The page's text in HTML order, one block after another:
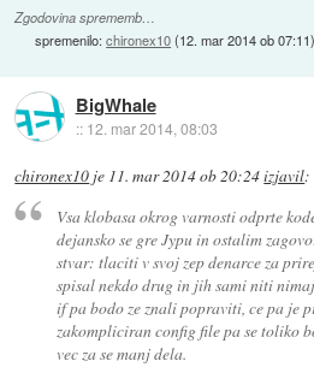
Zgodovina sprememb…
spremenilo:chironex10(12. mar 2014 ob 07:11)
BigWhale
:: 12. mar 2014, 08:03
chironex10 je 11. mar 2014 ob 20:24izjavil:
Vsa klobasa okrog varnosti odprte
dejansko se gre Jypu in ostalim
stvar: tlaciti v svoj zep denarce za
spisal nekdo drug in jih sami niti
if pa bodo ze znali popraviti, ce pa je
zakompliciran config file pa se toliko
vec za se manj dela.